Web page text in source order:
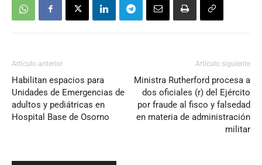
Artículo anterior
Habilitan espacios para
Unidades de Emergencias de
adultos y pediátricas en
Hospital Base de Osorno
Artículo siguiente
Ministra Rutherford procesa a
dos oficiales (r) del Ejército
por fraude al fisco y falsedad
en materia de administración
militar